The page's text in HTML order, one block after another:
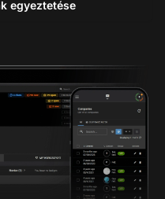
egyeztetése